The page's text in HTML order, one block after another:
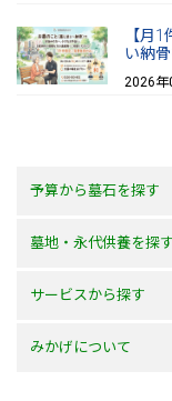
【月
い納
2026年
予算から墓石を探す
50万以内
100万以内
150万以内
墓地・永代供養を探す
大阪府
兵庫県
サービスから探す
お墓を建てる
みかげについて